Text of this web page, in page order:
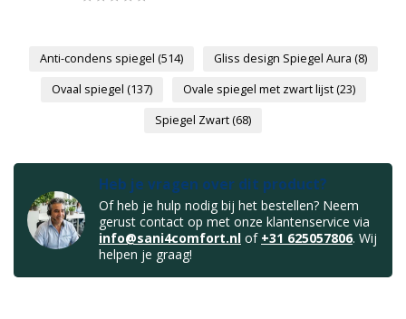
Anti-condens spiegel (514) Gliss design Spiegel Aura (8)
Ovaal spiegel (137) Ovale spiegel met zwart lijst(23)
Spiegel Zwart(68)
Heb je vragen over dit product?
Of heb je hulp nodig bij het bestellen? Neem
gerust contact op met onze klantenservice via
info@sani4comfort.nl of +31 625057806. Wij
helpen je graag!